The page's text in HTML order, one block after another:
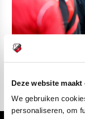
Deze website
We gebruiken
personaliseren, om
03